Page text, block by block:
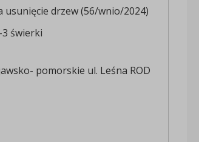
usunięcie drzew (56/wnio/2024)
świerki
pomorskie ul. Leśna ROD